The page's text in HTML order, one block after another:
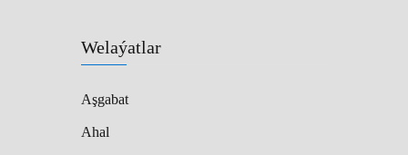
Welaýatlar
Aşgabat
Ahal